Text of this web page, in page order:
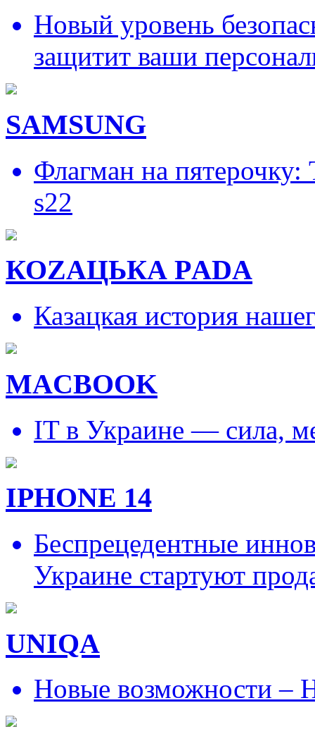
Новый уровень
защитит ваши
SAMSUNG
Флагман на
s22
КОZAЦЬКА РADA
Казацкая история
MACBOOK
IT в Украине — сила,
IPHONE 14
Беспрецедентные
Украине стартуют
UNIQA
Новые возможности –